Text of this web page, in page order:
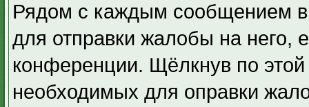
Рядом с каждым сообщением
для отправки жалобы на него,
конференции. Щёлкнув по
необходимых для оправки